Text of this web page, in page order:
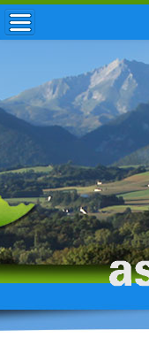
ACCUEIL / INFOS
MUNICIPALITÉ
VIE LOCALE
ENFANCE
TOURISME
HISTOIRE